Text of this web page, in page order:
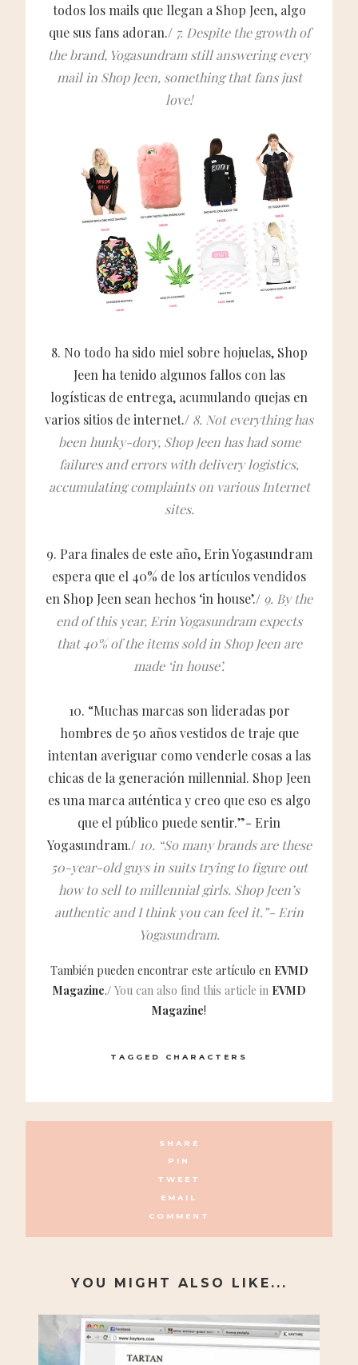
todos los mails que llegan a Shop Jeen, algo
que sus fans adoran./ 7. Despite the growth of
the brand, Yogasundram still answering every
mail in Shop Jeen, something that fans just
love!
8. No todo ha sido miel sobre hojuelas, Shop
Jeen ha tenido algunos fallos con las
logísticas de entrega, acumulando quejas en
varios sitios de internet./ 8. Not everything has
been hunky-dory, Shop Jeen has had some
failures and errors with delivery logistics,
accumulating complaints on various Internet
sites.
9. Para finales de este año, Erin Yogasundram
espera que el 40% de los artículos vendidos
en Shop Jeen sean hechos ‘in house’./ 9. By the
end of this year, Erin Yogasundram expects
that 40% of the items sold in Shop Jeen are
made ‘in house’.
10. “Muchas marcas son lideradas por
hombres de 50 años vestidos de traje que
intentan averiguar como venderle cosas a las
chicas de la generación millennial. Shop Jeen
es una marca auténtica y creo que eso es algo
que el público puede sentir.”- Erin
Yogasundram./ 10. “So many brands are these
50-year-old guys in suits trying to figure out
how to sell to millennial girls. Shop Jeen’s
authentic and I think you can feel it.”- Erin
Yogasundram.
También pueden encontrar este artículo en EVMD
Magazine./You can also find this article in EVMD
Magazine!
TAGGED CHARACTERS
SHARE
PIN
TWEET
EMAIL
COMMENT
YOU MIGHT ALSO LIKE...